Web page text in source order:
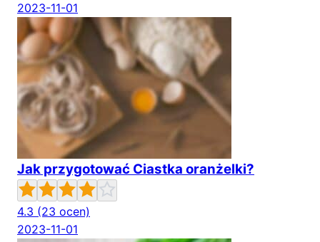
2023-11-01
Jak przygotować Ciastka oranżelki?
4.3 (23 ocen)
2023-11-01